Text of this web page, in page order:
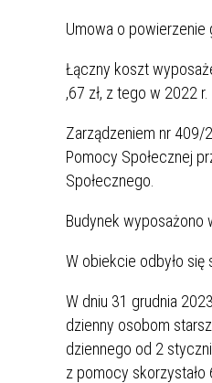
Umowa o
Łączny koszt
,67 zł, z tego w 2022
Zarządzeniem nr 409/
Pomocy Społecznej
Społecznego.
Budynek wyposażono
W obiekcie odbyło
W dniu 31 grudnia
dzienny osobom
dziennego od 2
z pomocy skorzystało